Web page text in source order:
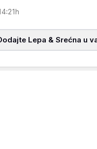
Lepa & Srećna u